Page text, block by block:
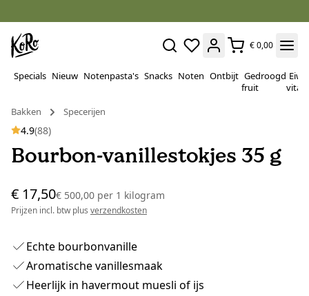
€ 0,00
Specials Nieuw Notenpasta's Snacks Noten Ontbijt Gedroogd
fruit
Bakken
Specerijen
4.9(88)
Bourbon-vanillestokjes 35 g
€ 17,50€ 500,00 per 1 kilogram
Prijzen incl. btw plus verzendkosten
Echte bourbonvanille
Aromatische vanillesmaak
Heerlijk in havermout muesli of ijs